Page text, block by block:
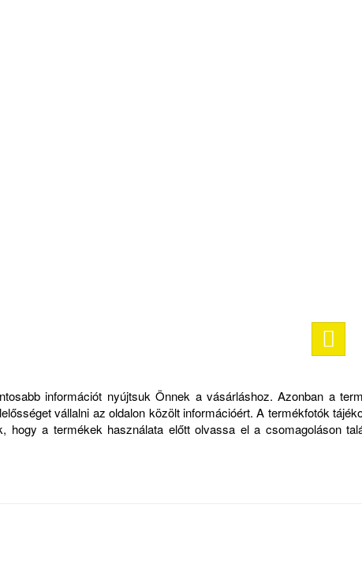
információt nyújtsuk Önnek a vásárláshoz. Azonban a
vállalni az oldalon közölt információért. A termékfotók
a termékek használata előtt olvassa el a csomagoláson